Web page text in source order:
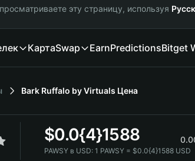
эту страницу, используя
КартаSwap EarnPredictionsBitget
Bark Ruffalo by Virtuals Цена
$0.0{4}1588
PAWSY в USD: 1 PAWSY = $0.0{4}1588 USD